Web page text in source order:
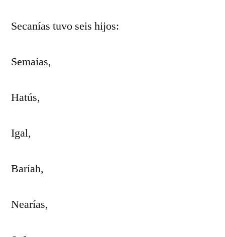
Secanías tuvo seis hijos:
Semaías,
Hatús,
Igal,
Baríah,
Nearías,